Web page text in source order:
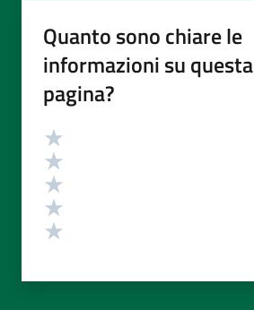
Quanto sono chiare le
informazioni su questa
pagina?
Valutazione